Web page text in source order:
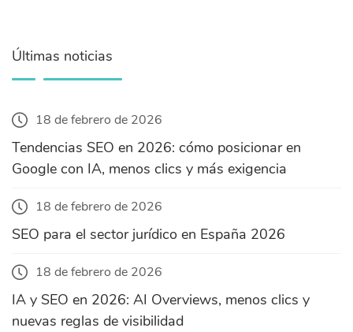
Últimas noticias
18 de febrero de 2026
Tendencias SEO en 2026: cómo posicionar en
Google con IA, menos clics y más exigencia
18 de febrero de 2026
SEO para el sector jurídico en España 2026
18 de febrero de 2026
IA y SEO en 2026: AI Overviews, menos clics y
nuevas reglas de visibilidad